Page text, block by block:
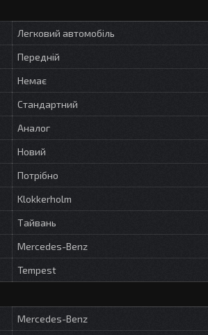
Легковий автомобіль
Передній
Немає
Стандартний
Аналог
Новий
Потрібно
Klokkerholm
Тайвань
Mercedes-Benz
Tempest
Mercedes-Benz